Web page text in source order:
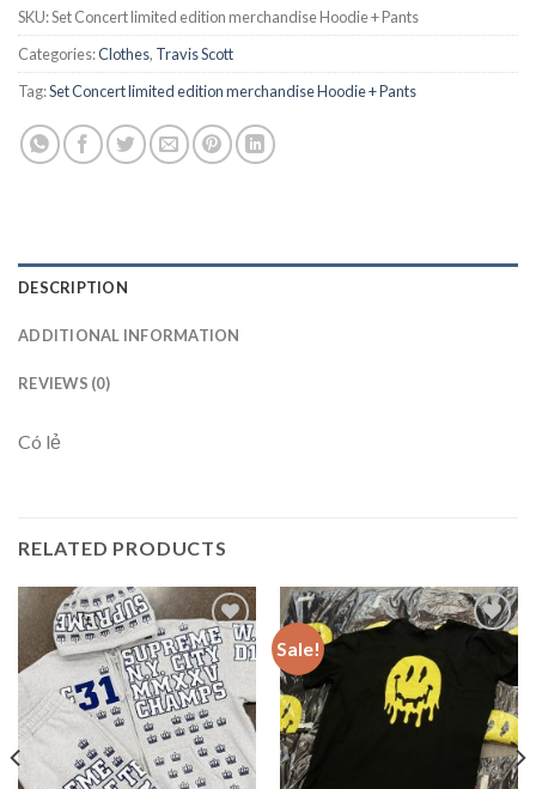
SKU:Set Concert limited edition merchandise Hoodie + Pants
Categories:Clothes, Travis Scott
Tag:Set Concert limited edition merchandise Hoodie + Pants
DESCRIPTION
ADDITIONAL INFORMATION
REVIEWS (0)
Có lẻ
RELATED PRODUCTS
Add to
wishlist
Sale!